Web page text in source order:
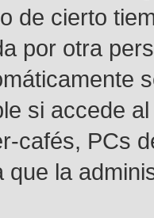
de cierto
por otra
si accede
cafés, PCs
que la